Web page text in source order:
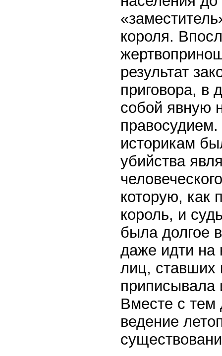
короля.
результат
приговора, в
собой явную
историкам
убийства
которую, как
король, и
была долгое
даже идти на
лиц, ставших
приписывала
Вместе с тем
ведение